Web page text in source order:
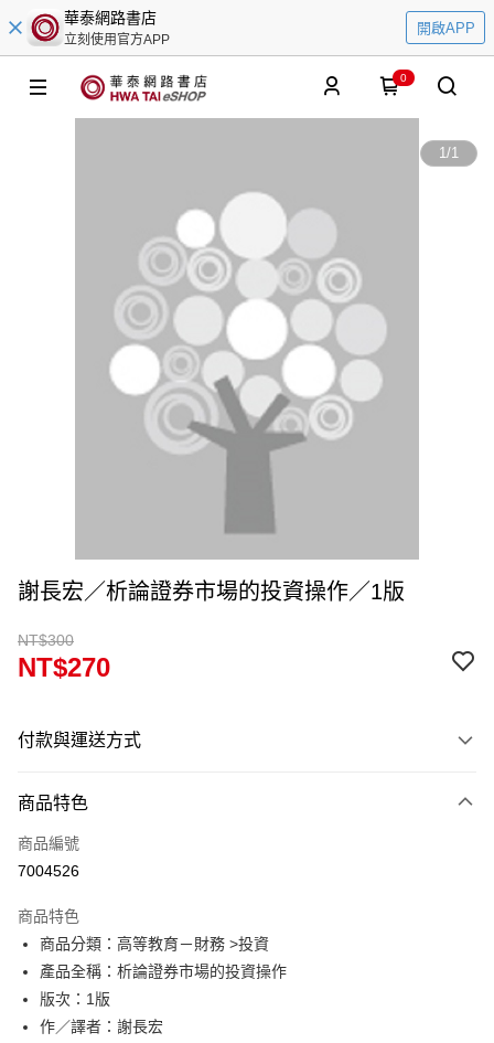
華泰網路書店
立刻使用官方APP
開啟APP
0
1/1
謝長宏／析論證券市場的投資操作／1版
NT$300
NT$270
付款與運送方式
信用卡一次付款
超商取貨付款
Google Pay
ATM付款
運送方式
商品特色
商品編號
7004526
商品特色
商品分類：高等教育－財務 >投資
產品全稱：析論證券市場的投資操作
版次：1版
作／譯者：謝長宏